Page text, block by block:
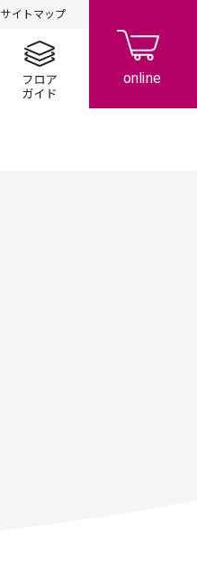
サイトマップ
サービスガイドフロアガイド